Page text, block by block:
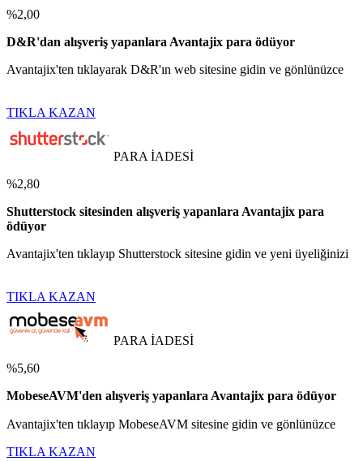
%2,00
D&R'dan alışveriş yapanlara Avantajix para ödüyor
Avantajix'ten tıklayarak D&R'ın web sitesine gidin ve gönlünüzce
TIKLA KAZAN
PARA İADESİ
%2,80
Shutterstock sitesinden alışveriş yapanlara Avantajix para
ödüyor
Avantajix'ten tıklayıp Shutterstock sitesine gidin ve yeni üyeliğinizi
TIKLA KAZAN
PARA İADESİ
%5,60
MobeseAVM'den alışveriş yapanlara Avantajix para ödüyor
Avantajix'ten tıklayıp MobeseAVM sitesine gidin ve gönlünüzce
TIKLA KAZAN